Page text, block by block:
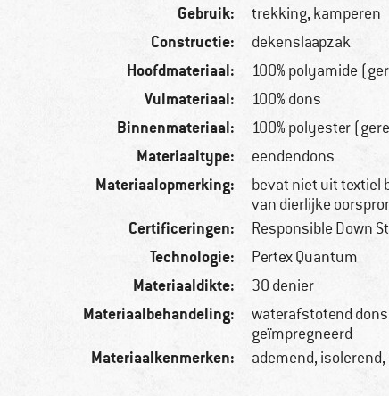
Gebruik: trekking, kamperen
Constructie: dekenslaapzak
Hoofdmateriaal: 100% polyamide
Vulmateriaal: 100% dons
Binnenmateriaal: 100% polyester
Materiaaltype: eendendons
Materiaalopmerking:
bevat niet uit textiel
van dierlijke
Certificeringen: Responsible Down
Technologie: Pertex Quantum
Materiaaldikte: 30 denier
Materiaalbehandeling:
waterafstotend
geïmpregneerd
Materiaalkenmerken: ademend, isolerend,